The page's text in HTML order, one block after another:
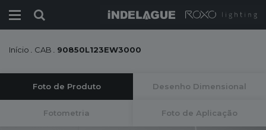
Início CAB 90850L123EW3000
Foto de Produto Desenho Dimensional
Fotometria Foto de Aplicação